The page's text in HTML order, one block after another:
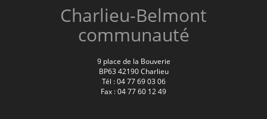
Charlieu-Belmont
communauté
9 place de la Bouverie
BP63 42190 Charlieu
Tél : 04 77 69 03 06
Fax : 04 77 60 12 49